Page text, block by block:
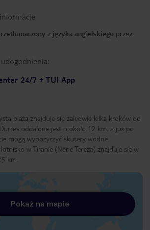
informacje
z języka angielskiego przez
24/7 + TUI App
plaża znajduje się zaledwie kilka kroków od
oddalone jest o około 12 km, a już po
mogą wypożyczyć skutery wodne.
w Tiranie (Nënë Tereza) znajduje się w
km.
Pokaż na mapie